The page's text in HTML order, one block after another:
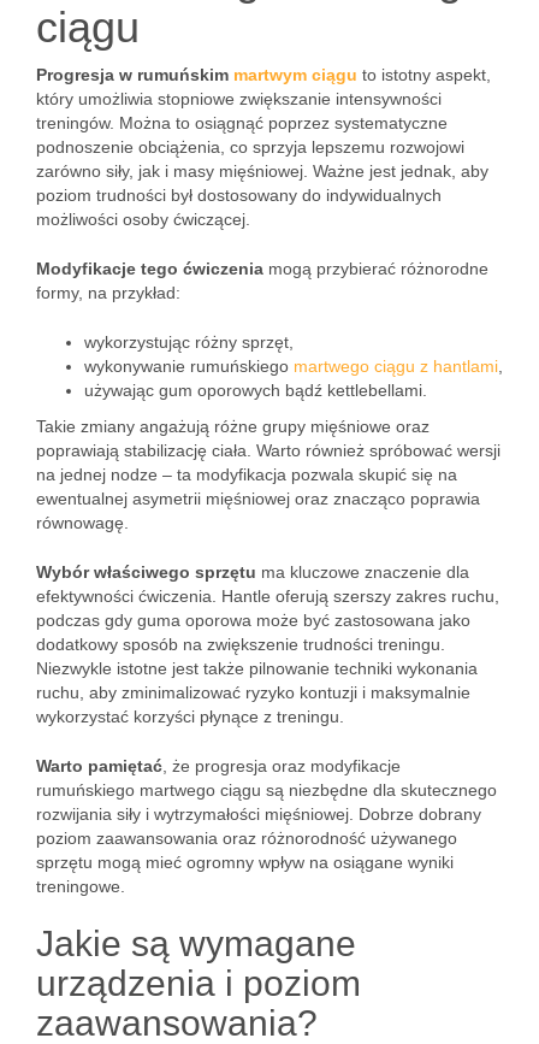
ciągu
Progresja w rumuńskim martwym ciągu to istotny aspekt,
który umożliwia stopniowe zwiększanie intensywności
treningów. Można to osiągnąć poprzez systematyczne
podnoszenie obciążenia, co sprzyja lepszemu rozwojowi
zarówno siły, jak i masy mięśniowej. Ważne jest jednak, aby
poziom trudności był dostosowany do indywidualnych
możliwości osoby ćwiczącej.
Modyfikacje tego ćwiczenia mogą przybierać różnorodne
formy, na przykład:
wykorzystując różny sprzęt,
wykonywanie rumuńskiego martwego ciągu z hantlami
używając gum oporowych bądź kettlebellami.
Takie zmiany angażują różne grupy mięśniowe oraz
poprawiają stabilizację ciała. Warto również spróbować wersji
na jednej nodze – ta modyfikacja pozwala skupić się na
ewentualnej asymetrii mięśniowej oraz znacząco poprawia
równowagę.
Wybór właściwego sprzętu ma kluczowe znaczenie dla
efektywności ćwiczenia. Hantle oferują szerszy zakres ruchu,
podczas gdy guma oporowa może być zastosowana jako
dodatkowy sposób na zwiększenie trudności treningu.
Niezwykle istotne jest także pilnowanie techniki wykonania
ruchu, aby zminimalizować ryzyko kontuzji i maksymalnie
wykorzystać korzyści płynące z treningu.
Warto pamiętać , że progresja oraz modyfikacje
rumuńskiego martwego ciągu są niezbędne dla skutecznego
rozwijania siły i wytrzymałości mięśniowej. Dobrze dobrany
poziom zaawansowania oraz różnorodność używanego
sprzętu mogą mieć ogromny wpływ na osiągane wyniki
treningowe.
Jakie są wymagane
urządzenia i poziom
zaawansowania?